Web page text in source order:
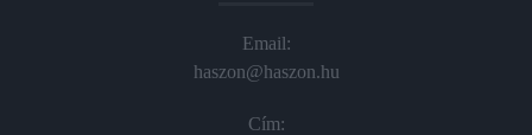
Email:
haszon@haszon.hu
Cím: